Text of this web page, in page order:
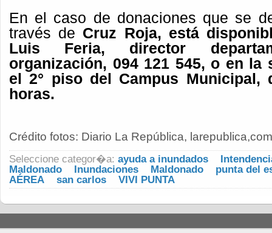
En el caso de donaciones que se
través de Cruz Roja, está
Luis Feria, director
organización, 094 121 545, o en la
el 2° piso del Campus Municipal,
horas.
Crédito fotos: Diario La República,
Seleccione categor�a: ayuda a inundados
Maldonado
Inundaciones Maldonado
punta del
AÉREA
san carlos VIVI PUNTA